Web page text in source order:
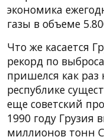
экономика
газы в объеме
Что же касается
рекорд по
пришелся как раз
республике
еще советский
1990 году Грузия
миллионов тонн